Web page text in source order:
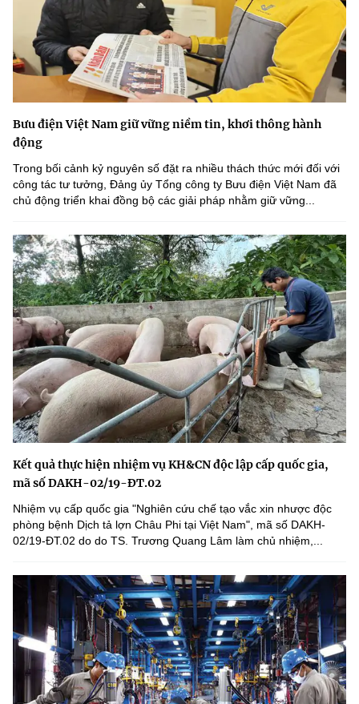
Bưu điện Việt Nam giữ vững niềm tin, khơi thông hành
động
Trong bối cảnh kỷ nguyên số đặt ra nhiều thách thức mới đối với
công tác tư tưởng, Đảng ủy Tổng công ty Bưu điện Việt Nam đã
chủ động triển khai đồng bộ các giải pháp nhằm giữ vững...
Kết quả thực hiện nhiệm vụ KH&CN độc lập cấp quốc gia,
mã số DAKH-02/19-ĐT.02
Nhiệm vụ cấp quốc gia "Nghiên cứu chế tạo vắc xin nhược độc
phòng bệnh Dịch tả lợn Châu Phi tại Việt Nam", mã số DAKH-
02/19-ĐT.02 do do TS. Trương Quang Lâm làm chủ nhiệm,...